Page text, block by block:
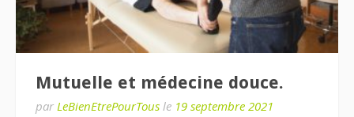
Mutuelle et médecine douce.
par LeBienEtrePourTous le 19 septembre 2021